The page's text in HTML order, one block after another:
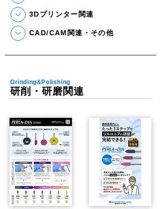
3Dプリンター関連
CAD/CAM関連・その他
Grinding&Polishing
研削・研磨関連